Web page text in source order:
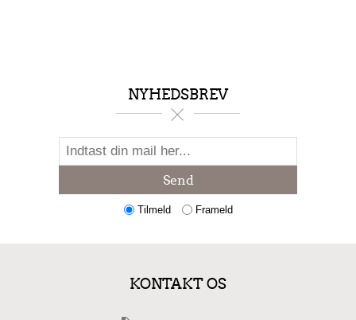
NYHEDSBREV
Send
Tilmeld Frameld
KONTAKT OS